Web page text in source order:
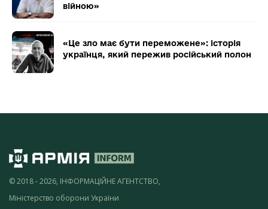
війною»
«Це зло має бути переможене»: історія
українця, який пережив російський полон
© 2018 - 2026, ІНФОРМАЦІЙНЕ АГЕНТСТВО,
Міністерство оборони України